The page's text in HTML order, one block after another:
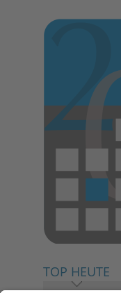
TOP HEUTE